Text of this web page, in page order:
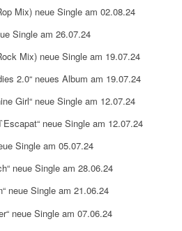
Mix) neue Single am 02.08.24
Single am 26.07.24
Mix) neue Single am 19.07.24
2.0“ neues Album am 19.07.24
Girl“ neue Single am 12.07.24
neue Single am 12.07.24
Single am 05.07.24
neue Single am 28.06.24
neue Single am 21.06.24
neue Single am 07.06.24